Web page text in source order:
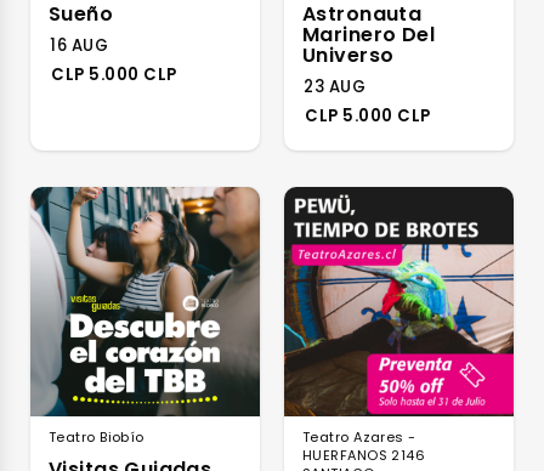
Sueño
16 AUG
CLP 5.000 CLP
Astronauta
Marinero Del
Universo
23 AUG
CLP 5.000 CLP
Teatro Biobío
Teatro Azares -
HUERFANOS 2146